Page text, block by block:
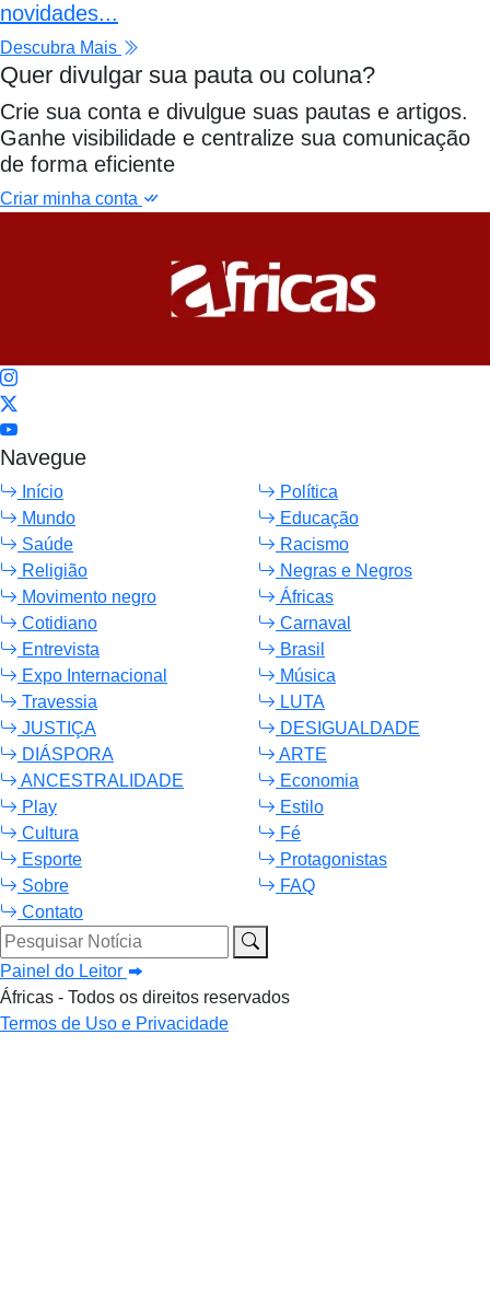
novidades...
Descubra Mais
Quer divulgar sua pauta ou coluna?
Crie sua conta e divulgue suas pautas e artigos.
Ganhe visibilidade e centralize sua comunicação
de forma eficiente
Criar minha conta
Navegue
Início
Política
Mundo
Educação
Saúde
Racismo
Religião
Negras e Negros
Movimento negro
Áfricas
Cotidiano
Carnaval
Entrevista
Brasil
Expo Internacional
Música
Travessia
LUTA
JUSTIÇA
DESIGUALDADE
DIÁSPORA
ARTE
ANCESTRALIDADE
Economia
Play
Estilo
Cultura
Fé
Esporte
Protagonistas
Sobre
FAQ
Contato
Pesquisar Notícia
Painel do Leitor
Áfricas - Todos os direitos reservados
Termos de Uso e Privacidade